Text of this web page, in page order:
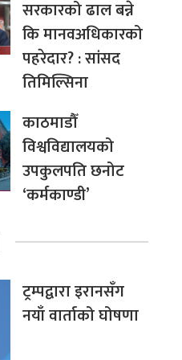
सरकारको ढाल बन्ने
कि मानवअधिकारको
पहरेदार? : सांसद
तिमिल्सिना
काठमाडौँ
विश्वविद्यालयको
उपकुलपति छनोट
‘कर्मकाण्डी’
ट्रम्पद्वारा इरानसँग
नयाँ वार्ताको घोषणा